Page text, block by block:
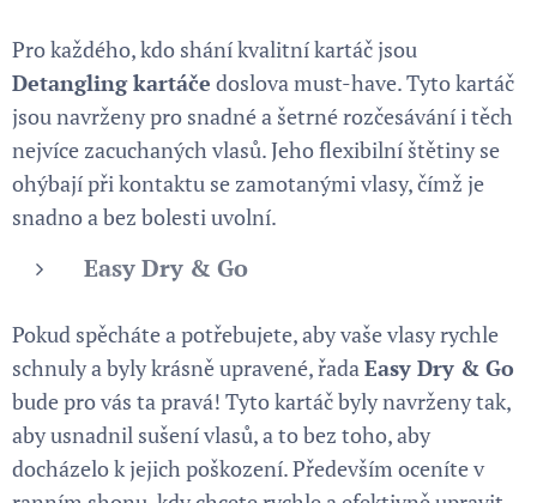
Pro každého, kdo shání kvalitní kartáč jsou
Detangling kartáče doslova must-have. Tyto kartáč
jsou navrženy pro snadné a šetrné rozčesávání i těch
nejvíce zacuchaných vlasů. Jeho flexibilní štětiny se
ohýbají při kontaktu se zamotanými vlasy, čímž je
snadno a bez bolesti uvolní.
Easy Dry & Go
Pokud spěcháte a potřebujete, aby vaše vlasy rychle
schnuly a byly krásně upravené, řadaEasy Dry & Go
bude pro vás ta pravá! Tyto kartáč byly navrženy tak,
aby usnadnil sušení vlasů, a to bez toho, aby
docházelo k jejich poškození. Především oceníte v